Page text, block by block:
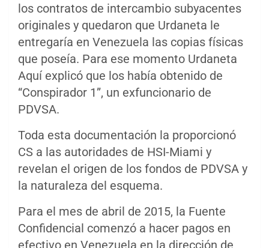
los contratos de intercambio subyacentes
originales y quedaron que Urdaneta le
entregaría en Venezuela las copias físicas
que poseía. Para ese momento Urdaneta
Aquí explicó que los había obtenido de
“Conspirador 1”, un exfuncionario de
PDVSA.
Toda esta documentación la proporcionó
CS a las autoridades de HSI-Miami y
revelan el origen de los fondos de PDVSA y
la naturaleza del esquema.
Para el mes de abril de 2015, la Fuente
Confidencial comenzó a hacer pagos en
efectivo en Venezuela en la dirección de